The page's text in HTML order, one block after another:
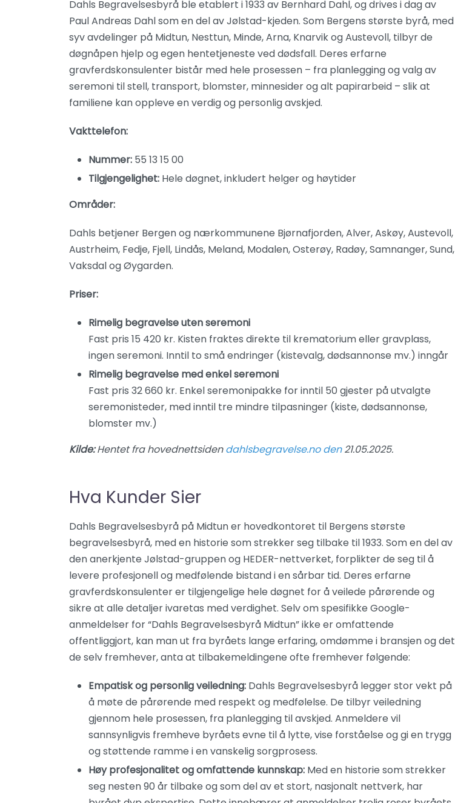
Dahls Begravelsesbyrå ble etablert i 1933 av Bernhard Dahl, og drives i dag av
Paul Andreas Dahl som en del av Jølstad-kjeden. Som Bergens største byrå, med
syv avdelinger på Midtun, Nesttun, Minde, Arna, Knarvik og Austevoll, tilbyr de
døgnåpen hjelp og egen hentetjeneste ved dødsfall. Deres erfarne
gravferdskonsulenter bistår med hele prosessen – fra planlegging og valg av
seremoni til stell, transport, blomster, minnesider og alt papirarbeid – slik at
familiene kan oppleve en verdig og personlig avskjed.
Vakttelefon:
Nummer: 55 13 15 00
Tilgjengelighet: Hele døgnet, inkludert helger og høytider
Områder:
Dahls betjener Bergen og nærkommunene Bjørnafjorden, Alver, Askøy, Austevoll,
Austrheim, Fedje, Fjell, Lindås, Meland, Modalen, Osterøy, Radøy, Samnanger, Sund,
Vaksdal og Øygarden.
Priser:
Rimelig begravelse uten seremoni
Fast pris 15 420 kr. Kisten fraktes direkte til krematorium eller gravplass,
ingen seremoni. Inntil to små endringer (kistevalg, dødsannonse mv.) inngår
Rimelig begravelse med enkel seremoni
Fast pris 32 660 kr. Enkel seremonipakke for inntil 50 gjester på utvalgte
seremonisteder, med inntil tre mindre tilpasninger (kiste, dødsannonse,
blomster mv.)
Kilde:Hentet fra hovednettsidendahlsbegravelse.no den21.05.2025.
Hva Kunder Sier
Dahls Begravelsesbyrå på Midtun er hovedkontoret til Bergens største
begravelsesbyrå, med en historie som strekker seg tilbake til 1933. Som en del av
den anerkjente Jølstad-gruppen og HEDER-nettverket, forplikter de seg til å
levere profesjonell og medfølende bistand i en sårbar tid. Deres erfarne
gravferdskonsulenter er tilgjengelige hele døgnet for å veilede pårørende og
sikre at alle detaljer ivaretas med verdighet. Selv om spesifikke Google-
anmeldelser for “Dahls Begravelsesbyrå Midtun” ikke er omfattende
offentliggjort, kan man ut fra byråets lange erfaring, omdømme i bransjen og det
de selv fremhever, anta at tilbakemeldingene ofte fremhever følgende:
Empatisk og personlig veiledning: Dahls Begravelsesbyrå legger stor vekt på
å møte de pårørende med respekt og medfølelse. De tilbyr veiledning
gjennom hele prosessen, fra planlegging til avskjed. Anmeldere vil
sannsynligvis fremheve byråets evne til å lytte, vise forståelse og gi en trygg
og støttende ramme i en vanskelig sorgprosess.
Høy profesjonalitet og omfattende kunnskap: Med en historie som strekker
seg nesten 90 år tilbake og som del av et stort, nasjonalt nettverk, har